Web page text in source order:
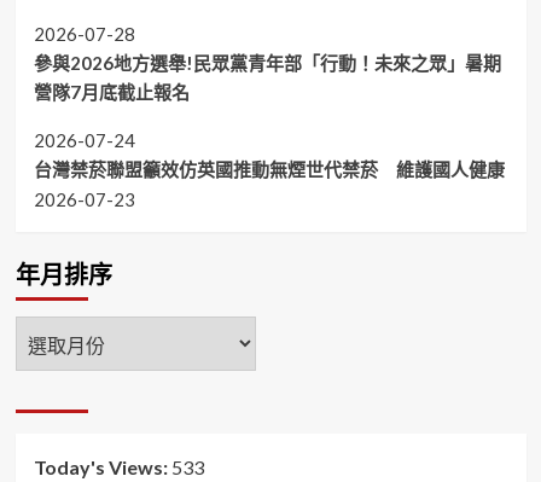
2026-07-28
參與2026地方選舉!民眾黨青年部「行動！未來之眾」暑期
營隊7月底截止報名
2026-07-24
台灣禁菸聯盟籲效仿英國推動無煙世代禁菸 維護國人健康
2026-07-23
年月排序
年
月
Today's Views: 533